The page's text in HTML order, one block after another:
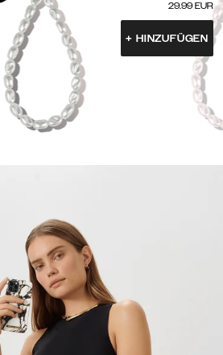
29.99 EUR
+ HINZUFÜGEN